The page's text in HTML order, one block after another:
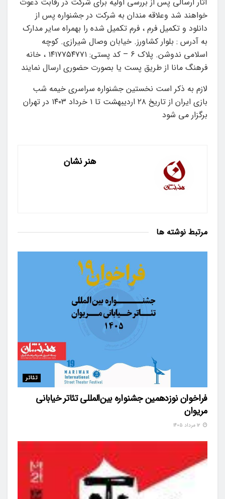
خواهند شد وعلاقه مندان به شرکت در جشنواره پس از
دانلود و تکمیل فرم ، فرم تکمیل شده را بهمراه سایر مدارک
به آدرس : بلوار کشاورز. خیابان وصال شیرازی. کوچه
اسلامی ندوشن. پلاک ۶ – کد پستی: ۱۴۱۷۷۵۴۷۷۱ ، خانه
فرهنگ مانا از طریق پست یا بصورت حضوری ارسال نمایند
لازم به ذکر است نخستین جشنواره سراسری خیمه شب
بازی ایران از تاریخ ۲۸ اردیبهشت تا ۱ خرداد ۱۴۰۳ در تهران
برگزار می شود
هنر نشان
مرتبط نوشته ها
تئاتر
فراخوان نوزدهمین جشنواره بین‌المللی تئاتر خیابانی
مریوان